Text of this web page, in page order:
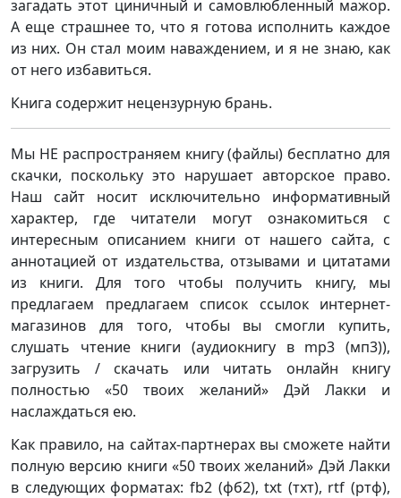
загадать этот циничный и самовлюбленный мажор.
А еще страшнее то, что я готова исполнить каждое
из них. Он стал моим наваждением, и я не знаю, как
от него избавиться.
Книга содержит нецензурную брань.
Мы НЕ распространяем книгу (файлы) бесплатно для
скачки, поскольку это нарушает авторское право.
Наш сайт носит исключительно информативный
характер, где читатели могут ознакомиться с
интересным описанием книги от нашего сайта, с
аннотацией от издательства, отзывами и цитатами
из книги. Для того чтобы получить книгу, мы
предлагаем предлагаем список ссылок интернет-
магазинов для того, чтобы вы смогли купить,
слушать чтение книги (аудиокнигу в mp3 (мп3)),
загрузить / скачать или читать онлайн книгу
полностью «50 твоих желаний» Дэй Лакки и
наслаждаться ею.
Как правило, на сайтах-партнерах вы сможете найти
полную версию книги «50 твоих желаний» Дэй Лакки
в следующих форматах: fb2 (фб2), txt (тхт), rtf (ртф),